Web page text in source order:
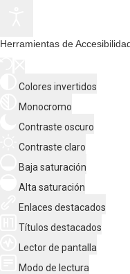
Herramientas de
Colores invertidos
Monocromo
Contraste oscuro
Contraste claro
Baja saturación
Alta saturación
Enlaces destacados
Títulos destacados
Lector de pantalla
Modo de lectura